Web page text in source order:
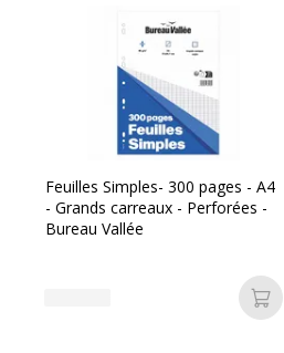
Feuilles Simples- 300 pages - A4
- Grands carreaux - Perforées -
Bureau Vallée